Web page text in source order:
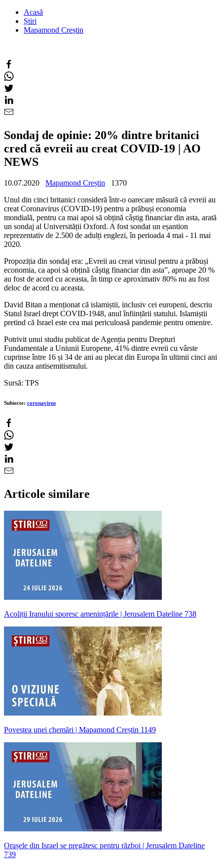
Acasă
Știri
Mapamond Creștin
Sondaj de opinie: 20% dintre britanici
cred că evreii au creat COVID-19 | AO
NEWS
10.07.2020 Mapamond Creștin
1370
Unul din cinci britanici consideră într-o oarecare măsură că evreii au
creat Coronavirus (COVID-19) pentru a prăbuși economia
mondială, pentru ca mai apoi să obțină câștig financiar din asta, arată
un sondaj al Universității Oxford. A fost sondat un eșantion
reprezentativ de 2.500 de adulți englezi, în perioada 4 mai - 11 mai
2020.
Propoziția din sondaj era: „Evreii au creat virusul pentru a prăbuși
economia, ca apoi să obțină câștig financiar din asta”, aproape 20 %
au fost de acord cu aceasta, în timp ce aproximativ 80% nu au fost
deloc de acord cu aceasta.
David Bitan a menționat că islamiștii, inclusiv cei europeni, descriu
Statul Israel drept COVID-1948, anul înființării statului. Islamiștii
pretind că Israel este cea mai periculoasă pandemie pentru omenire.
Potrivit unui studiu publicat de Agenția pentru Drepturi
Fundamentale a Uniunii Europene, 41% dintre evreii cu vârste
cuprinse între 16 și 34 de ani au plecat din Europa în ultimii cinci ani
din cauza antisemitismului.
Sursă: TPS
Subiecte: coronavirus
Articole similare
Acoliții Iranului sporesc amenințările | Jerusalem Dateline 738
Povestea unei chemări | Mapamond Creștin 1149
Orașele din Israel se pregătesc pentru război | Jerusalem Dateline
739